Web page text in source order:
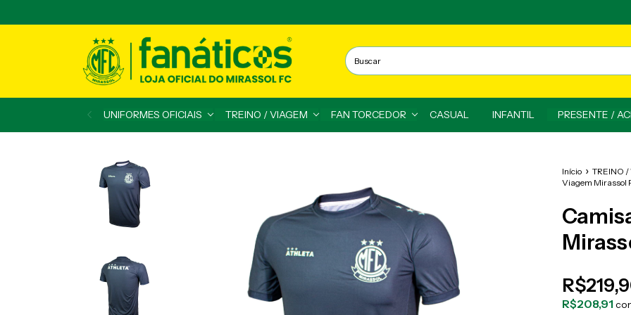
UNIFORMES OFICIAIS TREINO / VIAGEM FAN TORCEDOR CASUAL INFANTIL PRESENTE /
Início TREINO
Viagem Mirassol
R$208,91